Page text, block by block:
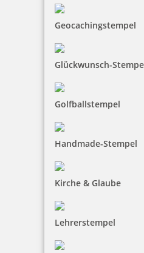
Geocachingstempel
Glückwunsch-
Golfballstempel
Handmade-Stempel
Kirche & Glaube
Lehrerstempel
5,13
Colop DIY Marky